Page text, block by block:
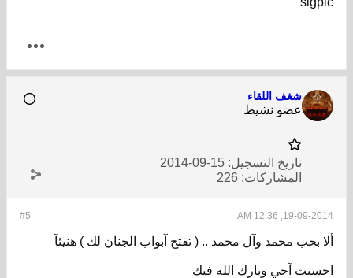
شغف اللقاء
عضو نشيط
تاريخ التسجيل: 15-09-2014
المشاركات: 226
#5 19-09-2014, 12:36 AM
ألا بحب محمد وآل محمد .. ( تفتح آبواب الجنان لك ) هنيئآ
احسنت آخي وبارك الله فيك